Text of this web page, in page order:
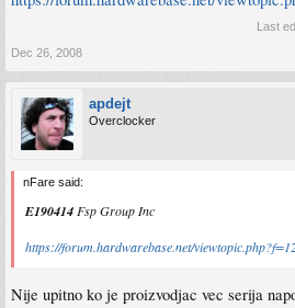
Last
Dec 26, 2008
apdejt
Overclocker
nFare said:
E190414 Fsp Group Inc
https://forum.hardwarebase.net/
Nije upitno ko je proizvodjac vec serija